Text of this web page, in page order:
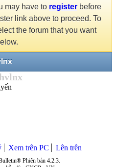
may have to register before
link above to proceed. To
the forum that you want
Xem trên PC Lên trên
Phiên bản 4.2.3.